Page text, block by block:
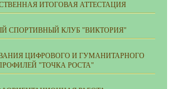
ИТОГОВАЯ АТТЕСТАЦИЯ
СПОРТИВНЫЙ КЛУБ "ВИКТОРИЯ"
ЦИФРОВОГО И ГУМАНИТАРНОГО
"ТОЧКА РОСТА"